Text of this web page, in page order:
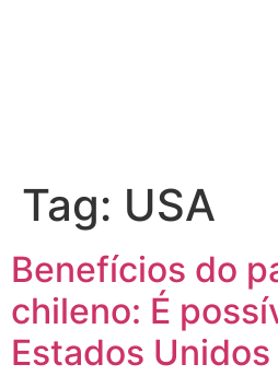
Tag: USA
Benefícios do
chileno: É
Estados